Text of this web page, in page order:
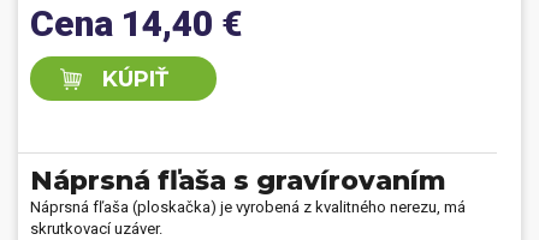
vás inšpirujú aj tieto vtipné texty na ploskačku:
Prvá pomoc pri otrave nealkom, Nevyhnutná výbava modernej ženy, či
Nie som kaktus musím piť. Ploskačka s vlastným gravírovaním je
ideálna aj akodarček pre priateľa
Cena 14,40 €
KÚPIŤ
Náprsná fľaša s gravírovaním
Náprsná fľaša (ploskačka) je vyrobená z kvalitného nerezu, má
skrutkovací uzáver.